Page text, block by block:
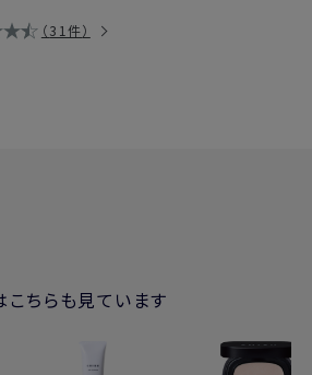
トで使用する際やカバー力を重視する
31件
ちらも見ています